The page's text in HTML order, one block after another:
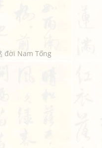
đời Nam Tống